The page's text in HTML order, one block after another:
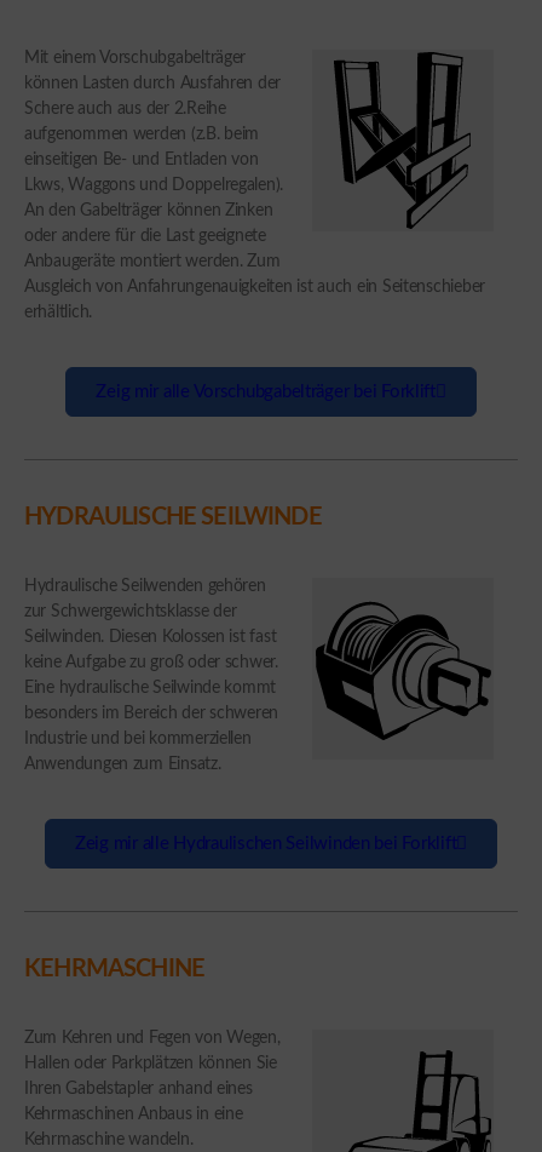
Mit einem Vorschubgabelträger
können Lasten durch Ausfahren der
Schere auch aus der 2.Reihe
aufgenommen werden (z.B. beim
einseitigen Be- und Entladen von
Lkws, Waggons und Doppelregalen).
An den Gabelträger können Zinken
oder andere für die Last geeignete
Anbaugeräte montiert werden. Zum
Ausgleich von Anfahrungenauigkeiten ist auch ein Seitenschieber
erhältlich.
Zeig mir alle Vorschubgabelträger bei Forklift
HYDRAULISCHE SEILWINDE
Hydraulische Seilwenden gehören
zur Schwergewichtsklasse der
Seilwinden. Diesen Kolossen ist fast
keine Aufgabe zu groß oder schwer.
Eine hydraulische Seilwinde kommt
besonders im Bereich der schweren
Industrie und bei kommerziellen
Anwendungen zum Einsatz.
Zeig mir alle Hydraulischen Seilwinden bei Forklift
KEHRMASCHINE
Zum Kehren und Fegen von Wegen,
Hallen oder Parkplätzen können Sie
Ihren Gabelstapler anhand eines
Kehrmaschinen Anbaus in eine
Kehrmaschine wandeln.